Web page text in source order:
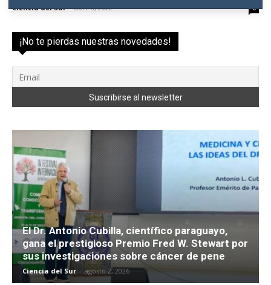
Ciencia del Sur - abril 8, 2022 0
¡No te pierdas nuestras novedades!
El Dr. Antonio Cubilla, científico paraguayo,
gana el prestigioso Premio Fred W. Stewart por
sus investigaciones sobre cáncer de pene
Ciencia del Sur - agosto 2, 2026